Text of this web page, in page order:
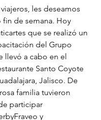
les deseamos
de semana. Hoy
que se realizó un
del Grupo
llevó a cabo en el
Santo Coyote
Jalisco. De
familia tuvieron
participar
y